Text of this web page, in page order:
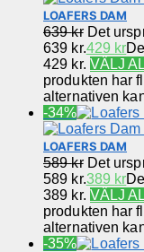
LOAFERS DAM
639kr Det
639 kr.429 kr
429 kr. VÄLJ
produkten har
alternativen
-34%
LOAFERS DAM
589kr Det
589 kr.389 kr
389 kr. VÄLJ
produkten har
alternativen
-35%